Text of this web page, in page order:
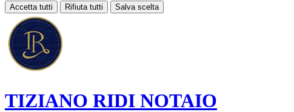
Accetta tutti Rifiuta tutti Salva scelta
Loading...
TIZIANO RIDI NOTAIO